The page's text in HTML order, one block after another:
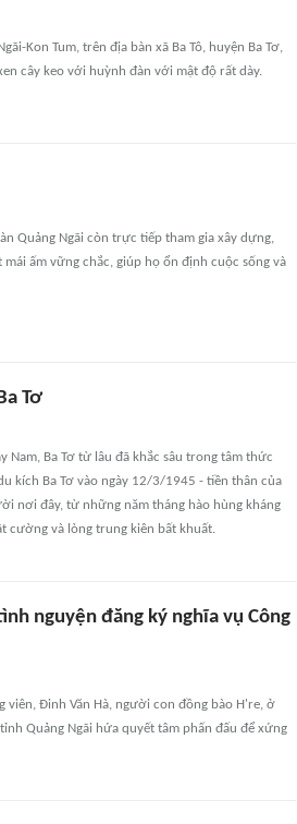
Kon Tum, trên địa bàn xã Ba Tô, huyện Ba Tơ,
cây keo với huỳnh đàn với mật độ rất dày.
Quảng Ngãi còn trực tiếp tham gia xây dựng,
ấm vững chắc, giúp họ ổn định cuộc sống và
Tơ
Nam, Ba Tơ từ lâu đã khắc sâu trong tâm thức
kích Ba Tơ vào ngày 12/3/1945 - tiền thân của
nơi đây, từ những năm tháng hào hùng kháng
cường và lòng trung kiên bất khuất.
nguyện đăng ký nghĩa vụ Công
Đinh Văn Hà, người con đồng bào H're, ở
Quảng Ngãi hứa quyết tâm phấn đấu để xứng